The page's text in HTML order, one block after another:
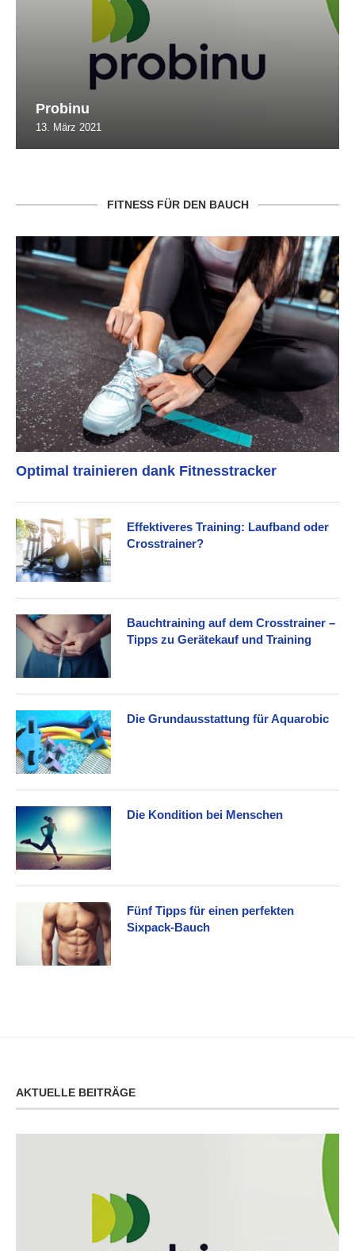
Probinu
13. März 2021
FITNESS FÜR DEN BAUCH
Optimal trainieren dank Fitnesstracker
Effektiveres Training: Laufband oder
Crosstrainer?
Bauchtraining auf dem Crosstrainer –
Tipps zu Gerätekauf und Training
Die Grundausstattung für Aquarobic
Die Kondition bei Menschen
Fünf Tipps für einen perfekten
Sixpack-Bauch
AKTUELLE BEITRÄGE